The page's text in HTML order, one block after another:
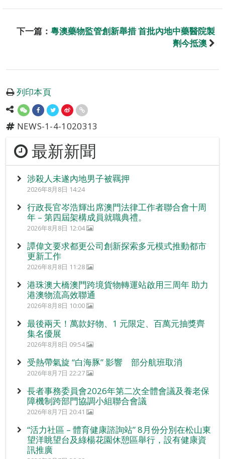
下一篇： 粵澳藥物監管創新舉措 首批內地中藥醫院製
劑今抵澳
列印本頁
NEWS-1-4-1020313
最新新聞
涉殺人未遂內地男子被羈押
2026年8月8日 14:24
行政長官岑浩輝出席澳門法律工作者聯合會十周
年 – 第四屆架構成員就職典禮。
2026年8月8日 12:04
譚偉文要求都更公司創新探索多元模式推動都市
更新工作
2026年8月8日 11:28
港珠澳大橋澳門跨境貨物轉運站啟用三周年 助力
港澳物流高效聯通
2026年8月8日 10:00
最後兩天！萬款好物、1 元限定、百萬元抽獎齊
集名優展
2026年8月8日 09:54
受熱帶氣旋 “白海豚” 影響 部分航班取消
2026年8月7日 22:27
長者事務委員會2026年第二次全體會議及養老保
障機制跨部門協調小組聯合會議
2026年8月7日 20:41
“活力社區 – 體育健康諮詢站” 8月份分別在松山東
望洋眺望台及綠楊花園休憩區舉行，設有健康資
訊推廣